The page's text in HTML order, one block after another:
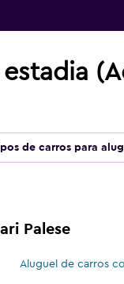
estadia
de carros para
Palese
Aluguel de carros